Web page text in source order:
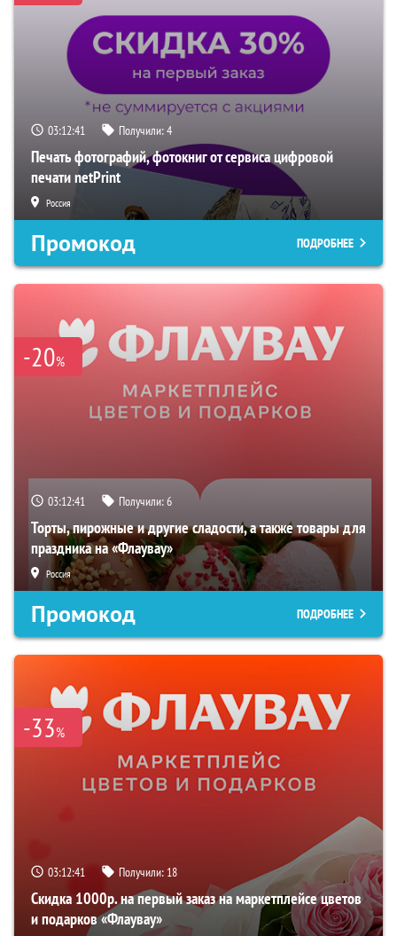
03:12:39 Получили:4
Печать фотографий, фотокниг от сервиса цифровой
печати netPrint
Россия
Промокод ПОДРОБНЕЕ
-20%
03:12:39 Получили:6
Торты, пирожные и другие сладости, а также товары для
праздника на «Флаувау»
Россия
Промокод ПОДРОБНЕЕ
-33%
03:12:39 Получили: 18
Скидка 1000р. на первый заказ на маркетплейсе цветов
и подарков «Флаувау»